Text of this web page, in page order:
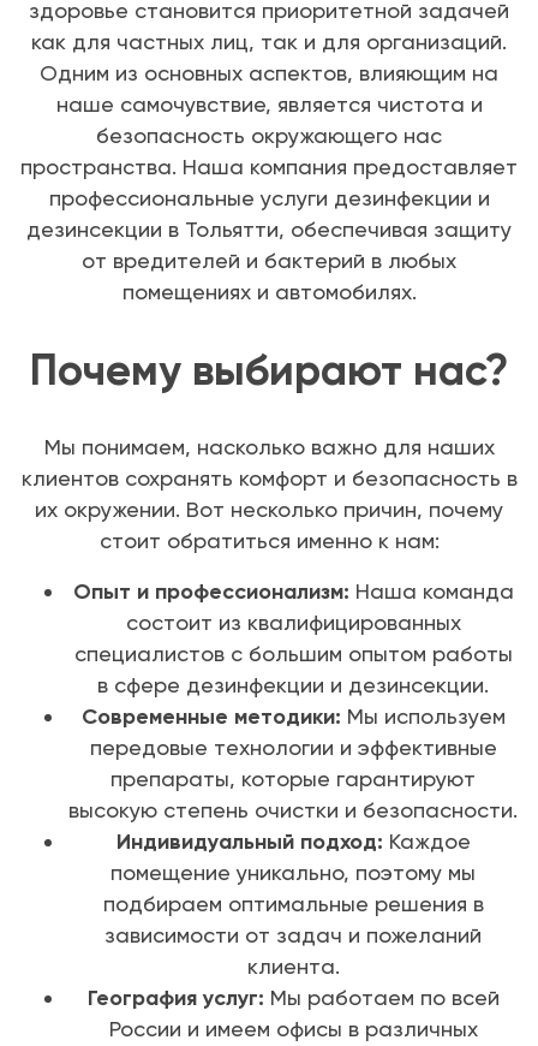
здоровье становится приоритетной задачей
как для частных лиц, так и для организаций.
Одним из основных аспектов, влияющим на
наше самочувствие, является чистота и
безопасность окружающего нас
пространства. Наша компания предоставляет
профессиональные услуги дезинфекции и
дезинсекции в Тольятти, обеспечивая защиту
от вредителей и бактерий в любых
помещениях и автомобилях.
Почему выбирают нас?
Мы понимаем, насколько важно для наших
клиентов сохранять комфорт и безопасность в
их окружении. Вот несколько причин, почему
стоит обратиться именно к нам:
Опыт и профессионализм: Наша команда
состоит из квалифицированных
специалистов с большим опытом работы
в сфере дезинфекции и дезинсекции.
Современные методики: Мы используем
передовые технологии и эффективные
препараты, которые гарантируют
высокую степень очистки и безопасности.
Индивидуальный подход: Каждое
помещение уникально, поэтому мы
подбираем оптимальные решения в
зависимости от задач и пожеланий
клиента.
География услуг: Мы работаем по всей
России и имеем офисы в различных